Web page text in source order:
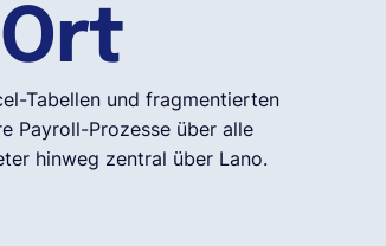
Tabellen und fragmentierten
Payroll-Prozesse über alle
hinweg zentral über Lano.